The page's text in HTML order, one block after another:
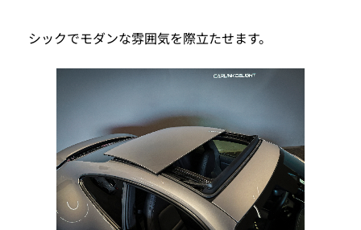
シックでモダンな雰囲気を際立たせます。